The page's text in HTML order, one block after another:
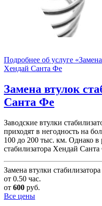
Подробнее об услуге
Хендай Санта Фе
Замена втулок
Санта Фе
Заводские втулки
приходят в негодность на
100 до 200 тыс. км. Однако в
стабилизатора Хендай
Замена втулки стабилизатора
от 0.50 час.
от 600 руб.
Все цены